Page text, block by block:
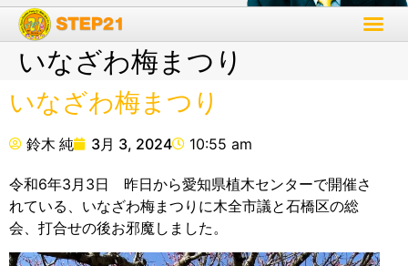
いなざわ梅まつり
いなざわ梅まつり
鈴木 純 3月 3, 2024 10:55 am
令和6年3月3日 昨日から愛知県植木センターで開催さ
れている、いなざわ梅まつりに木全市議と石橋区の総
会、打合せの後お邪魔しました。